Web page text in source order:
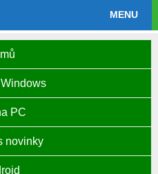
MENU
PC
novinky